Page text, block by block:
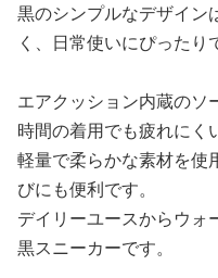
黒のシンプルなデザイン
く、日常使いにぴったり
エアクッション内蔵のソ
時間の着用でも疲れにく
軽量で柔らかな素材を使
びにも便利です。
デイリーユースからウォ
黒スニーカーです。